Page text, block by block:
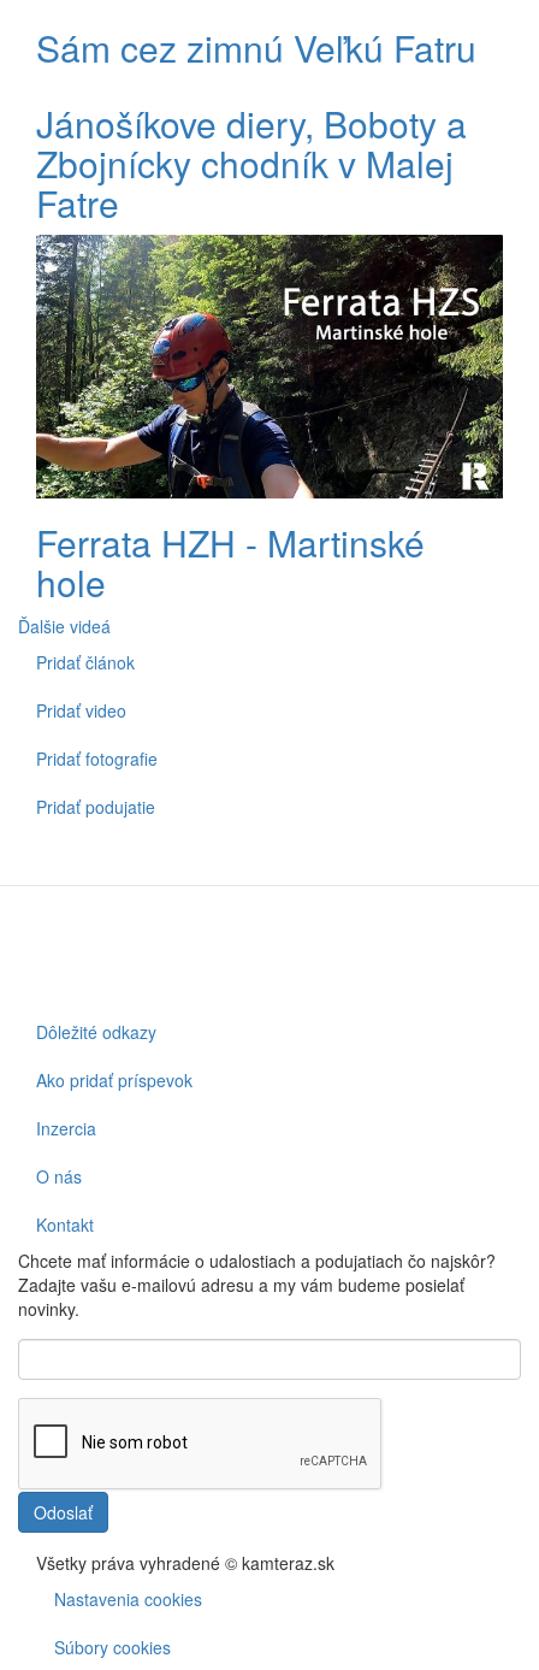
Sám cez zimnú Veľkú Fatru
Jánošíkove diery, Boboty a
Zbojnícky chodník v Malej
Fatre
Ferrata HZH - Martinské
hole
Ďalšie videá
Spodné
menu
Pridať článok
Pridať video
Pridať fotografie
Pridať podujatie
Footer
Dôležité odkazy
Ako pridať príspevok
Inzercia
O nás
Kontakt
Chcete mať informácie o udalostiach a podujatiach čo najskôr?
Zadajte vašu e-mailovú adresu a my vám budeme posielať
novinky.
Odoslať
Všetky práva vyhradené © kamteraz.sk
Footer
menu
Nastavenia cookies
Súbory cookies